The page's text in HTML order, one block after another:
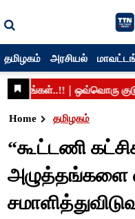
தமிழகம் அரசியல்
Home தமிழகம்
“கூட்டணி
அழுத்தங்களை